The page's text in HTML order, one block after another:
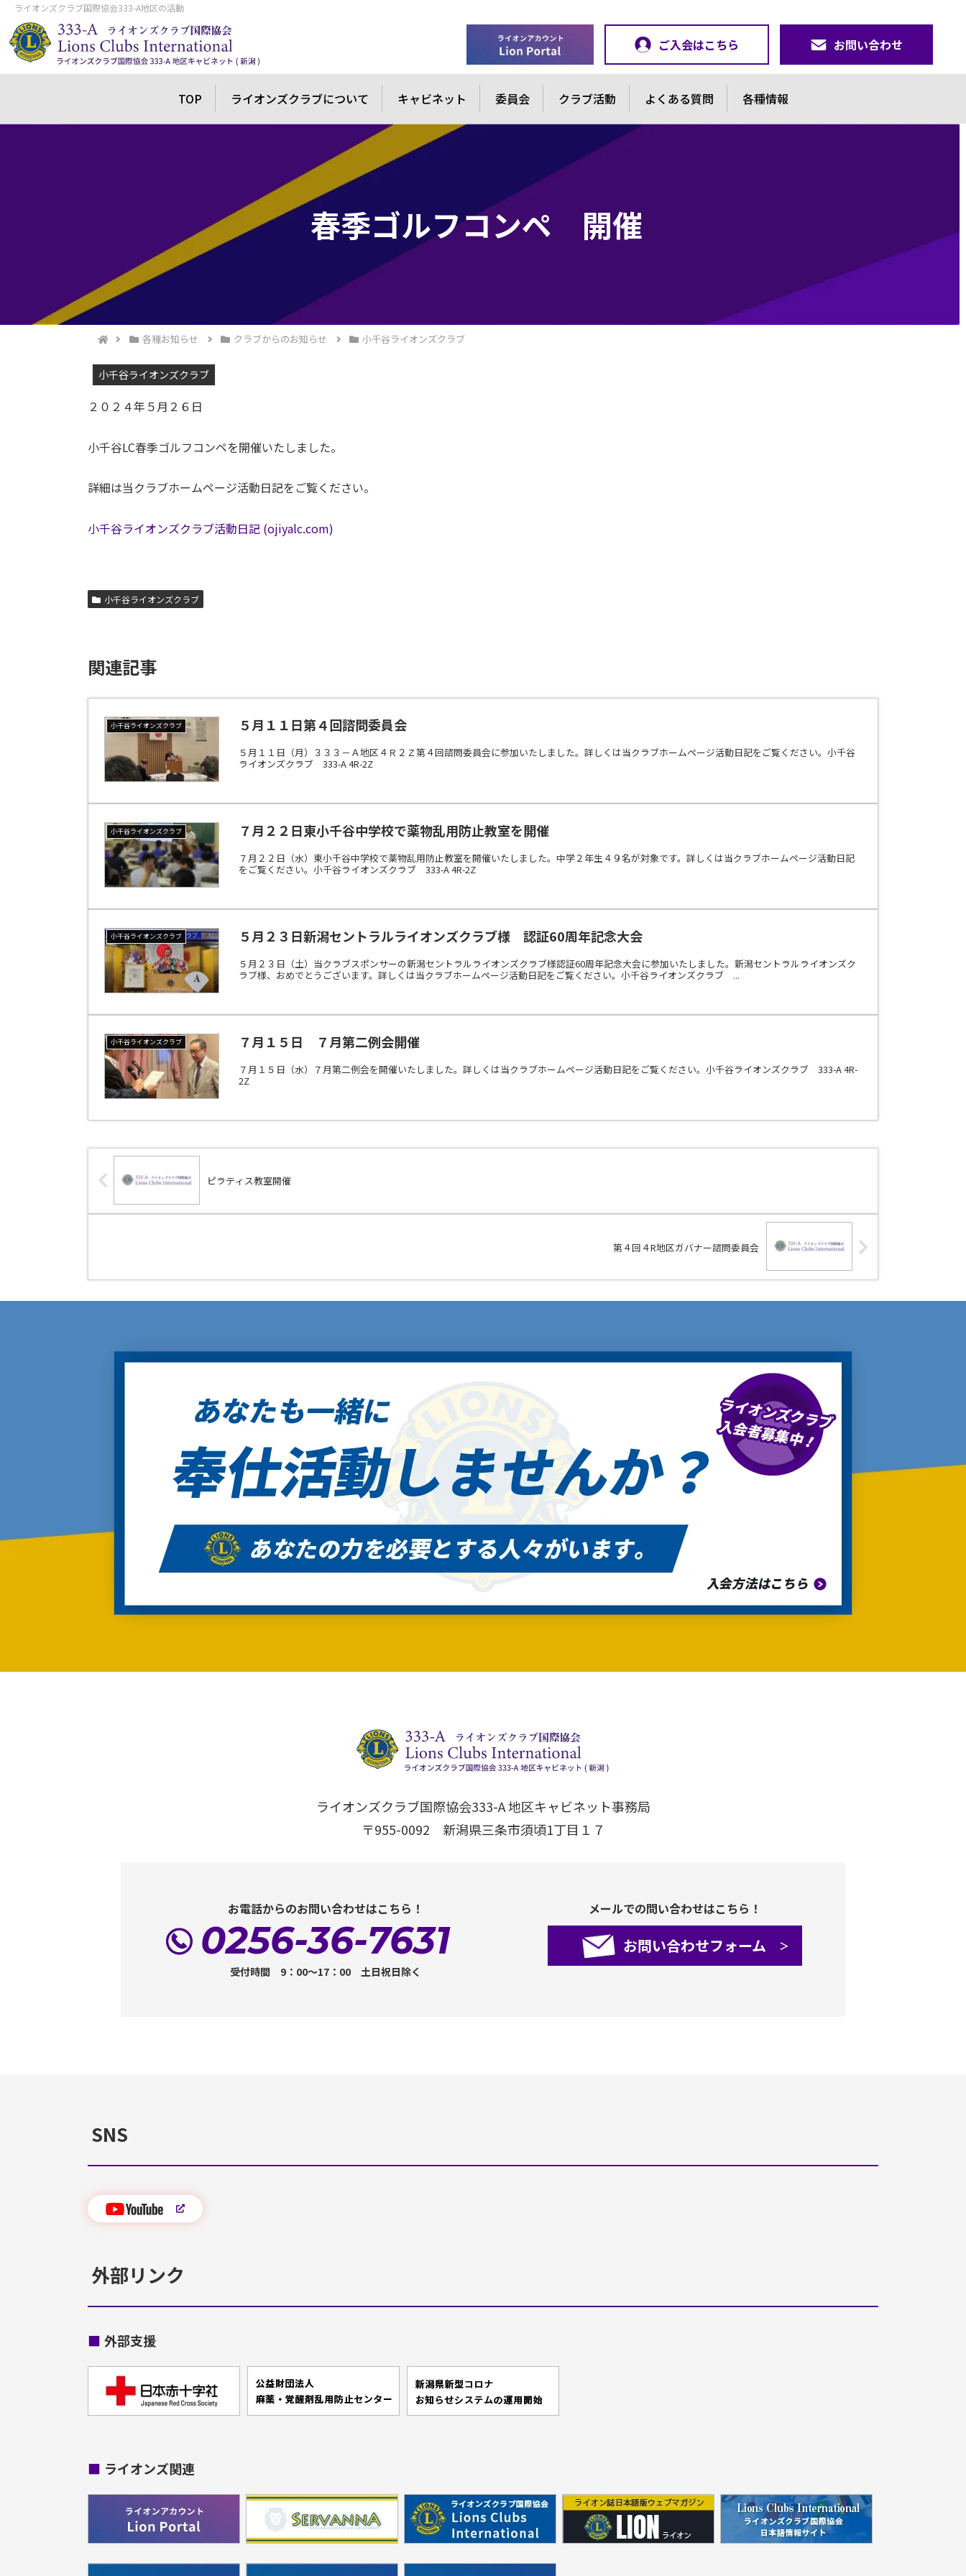
ライオンズクラブ国際協会333-A地区の活動
ご入会はこちら お問い合わせ
TOP ライオンズクラブについて キャビネット 委員会 クラブ活動 よくある質問 各種情報
春季ゴルフコンペ 開催
各種お知らせ クラブからのお知らせ 小千谷ライオンズクラブ
小千谷ライオンズクラブ
２０２４年５月２６日
小千谷LC春季ゴルフコンペを開催いたしました。
詳細は当クラブホームページ活動日記をご覧ください。
小千谷ライオンズクラブ活動日記 (ojiyalc.com)
小千谷ライオンズクラブ
関連記事
小千谷ライオンズクラブ ５月１１日第４回諮問委員会
５月１１日（月）３３３－Ａ地区４Ｒ２Ｚ第４回諮問委員会に参加いたしました。詳しくは当クラブホームページ活動日記をご覧ください。小千谷
ライオンズクラブ 333-A 4R-2Z
小千谷ライオンズクラブ ７月２２日東小千谷中学校で薬物乱用防止教室を開催
７月２２日（水）東小千谷中学校で薬物乱用防止教室を開催いたしました。中学２年生４９名が対象です。詳しくは当クラブホームページ活動日記
をご覧ください。小千谷ライオンズクラブ 333-A 4R-2Z
小千谷ライオンズクラブ ５月２３日新潟セントラルライオンズクラブ様 認証60周年記念大会
５月２３日（土）当クラブスポンサーの新潟セントラルライオンズクラブ様認証60周年記念大会に参加いたしました。新潟セントラルライオンズク
ラブ様、おめでとうございます。詳しくは当クラブホームページ活動日記をご覧ください。小千谷ライオンズクラブ ...
小千谷ライオンズクラブ ７月１５日 ７月第二例会開催
７月１５日（水）７月第二例会を開催いたしました。詳しくは当クラブホームページ活動日記をご覧ください。小千谷ライオンズクラブ 333-A 4R-
2Z
ピラティス教室開催
第４回４R地区ガバナー諮問委員会
ライオンズクラブ国際協会333-A 地区キャビネット事務局
〒955-0092 新潟県三条市須頃1丁目１７
お電話からのお問い合わせはこちら！
0256-36-7631
受付時間 9：00～17：00 土日祝日除く
メールでの問い合わせはこちら！
お問い合わせフォーム
SNS
外部リンク
■ 外部支援
■ ライオンズ関連